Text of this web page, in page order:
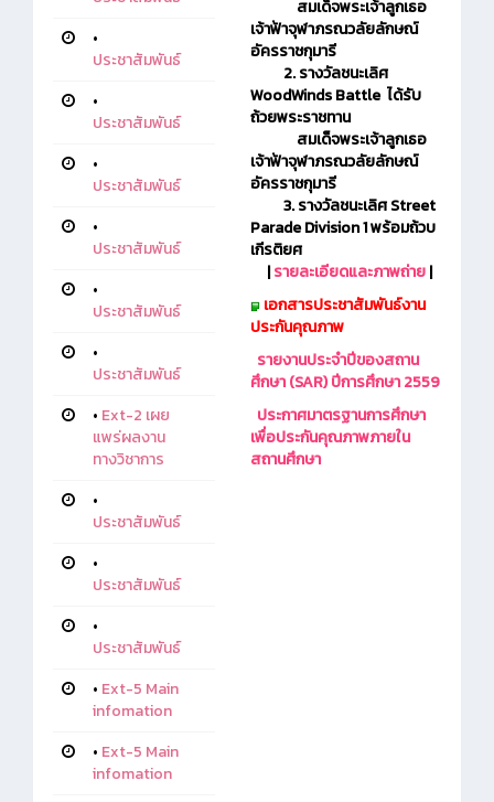
•
ประชาสัมพันธ์
•
ประชาสัมพันธ์
•
ประชาสัมพันธ์
•
ประชาสัมพันธ์
•
ประชาสัมพันธ์
•
ประชาสัมพันธ์
• Ext-2 เผย
แพร่ผลงาน
ทางวิชาการ
•
ประชาสัมพันธ์
•
ประชาสัมพันธ์
•
ประชาสัมพันธ์
• Ext-5 Main
infomation
• Ext-5 Main
infomation
สมเด็จพระเจ้าลูกเธอ
เจ้าฟ้าจุฬาภรณวลัยลักษณ์
อัครราชกุมารี
2. รางวัลชนะเลิศ
WoodWinds Battle ได้รับ
ถ้วยพระราชทาน
สมเด็จพระเจ้าลูกเธอ
เจ้าฟ้าจุฬาภรณวลัยลักษณ์
อัครราชกุมารี
3. รางวัลชนะเลิศ Street
Parade Division 1 พร้อมถ้วบ
เกีรติยศ
|รายละเอียดและภาพถ่าย|
เอกสารประชาสัมพันธ์งาน
ประกันคุณภาพ
รายงานประจำปีของสถาน
ศึกษา (SAR) ปีการศึกษา 2559
ประกาศมาตรฐานการศึกษา
เพื่อประกันคุณภาพภายใน
สถานศึกษา